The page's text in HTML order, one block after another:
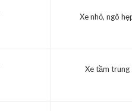
Xe nhỏ, ngõ
Xe tầm trung